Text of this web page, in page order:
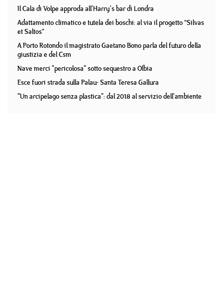
Il Cala di Volpe approda all'Harry's bar di Londra
Adattamento climatico e tutela dei boschi: al via il progetto “Silvas
et Saltos”
A Porto Rotondo il magistrato Gaetano Bono parla del futuro della
giustizia e del Csm
Nave merci "pericolosa" sotto sequestro a Olbia
Esce fuori strada sulla Palau- Santa Teresa Gallura
"Un arcipelago senza plastica": dal 2018 al servizio dell'ambiente